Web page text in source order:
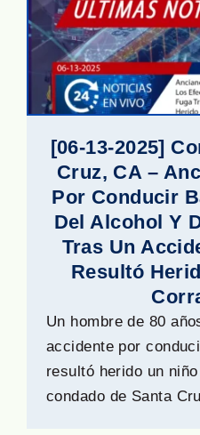
[06-13-2025]
Cruz, CA –
Por Conducir
Del Alcohol Y
Tras Un
Resultó
Un hombre de 80
accidente por
resultó herido un
condado de Santa